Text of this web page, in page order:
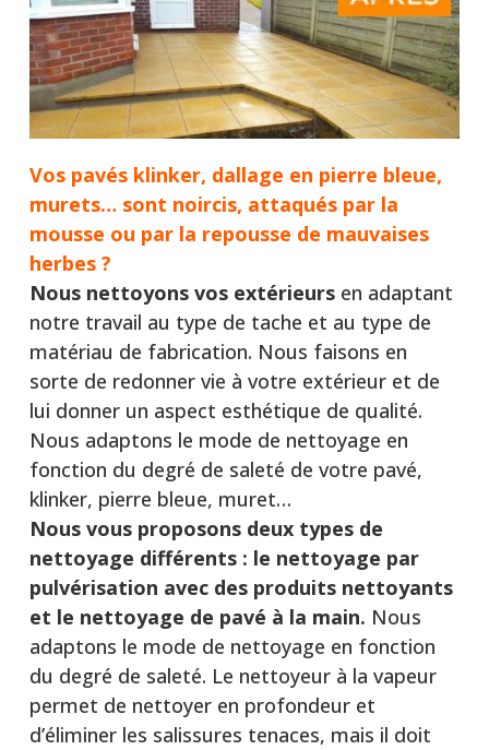
Vos pavés klinker, dallage en pierre bleue,
murets… sont noircis, attaqués par la
mousse ou par la repousse de mauvaises
herbes ?
Nous nettoyons vos extérieursen adaptant
notre travail au type de tache et au type de
matériau de fabrication. Nous faisons en
sorte de redonner vie à votre extérieur et de
lui donner un aspect esthétique de qualité.
Nous adaptons le mode de nettoyage en
fonction du degré de saleté de votre pavé,
klinker, pierre bleue, muret…
Nous vous proposons deux types de
nettoyage différents : le nettoyage par
pulvérisation avec des produits nettoyants
et le nettoyage de pavé à la main. Nous
adaptons le mode de nettoyage en fonction
du degré de saleté. Le nettoyeur à la vapeur
permet de nettoyer en profondeur et
d’éliminer les salissures tenaces, mais il doit